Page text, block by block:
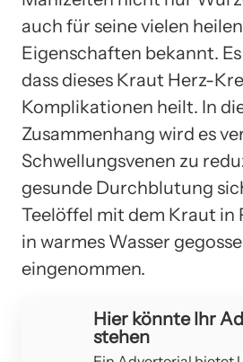
auch für seine vielen
Eigenschaften bekannt.
dass dieses Kraut Herz-
Komplikationen heilt. In
Zusammenhang wird es
Schwellungsvenen zu
gesunde Durchblutung
Teelöffel mit dem Kraut in
in warmes Wasser
eingenommen.
Hier könnte Ihr
stehen